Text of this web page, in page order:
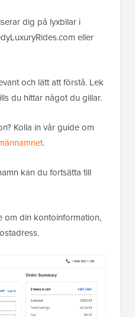
dig på lyxbilar i
eller
och lätt att förstå. Lek
du hittar något du gillar.
Kolla in vår guide om
.
kan du fortsätta till
om din kontoinformation,